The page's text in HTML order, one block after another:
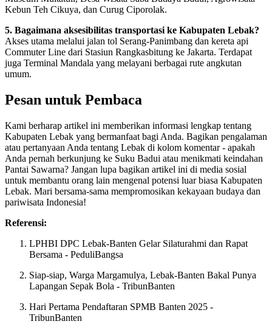
Kebun Teh Cikuya, dan Curug Ciporolak.
5. Bagaimana aksesibilitas transportasi ke Kabupaten Lebak?
Akses utama melalui jalan tol Serang-Panimbang dan kereta api
Commuter Line dari Stasiun Rangkasbitung ke Jakarta. Terdapat
juga Terminal Mandala yang melayani berbagai rute angkutan
umum.
Pesan untuk Pembaca
Kami berharap artikel ini memberikan informasi lengkap tentang
Kabupaten Lebak yang bermanfaat bagi Anda. Bagikan pengalaman
atau pertanyaan Anda tentang Lebak di kolom komentar - apakah
Anda pernah berkunjung ke Suku Badui atau menikmati keindahan
Pantai Sawarna? Jangan lupa bagikan artikel ini di media sosial
untuk membantu orang lain mengenal potensi luar biasa Kabupaten
Lebak. Mari bersama-sama mempromosikan kekayaan budaya dan
pariwisata Indonesia!
Referensi:
LPHBI DPC Lebak-Banten Gelar Silaturahmi dan Rapat
Bersama - PeduliBangsa
Siap-siap, Warga Margamulya, Lebak-Banten Bakal Punya
Lapangan Sepak Bola - TribunBanten
Hari Pertama Pendaftaran SPMB Banten 2025 -
TribunBanten